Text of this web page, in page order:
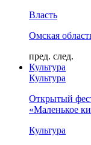
Власть
Омская
пред. след.
Культура
Культура
Открытый
«Маленькое
Культура